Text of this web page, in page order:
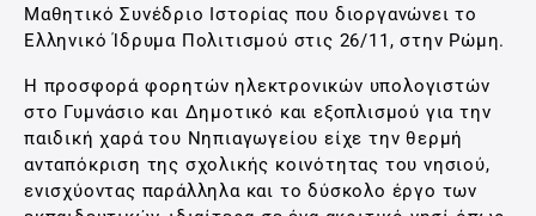
Μαθητικό Συνέδριο Ιστορίας που διοργανώνει το
Ελληνικό Ίδρυμα Πολιτισμού στις 26/11, στην Ρώμη.
Η προσφορά φορητών ηλεκτρονικών υπολογιστών
στο Γυμνάσιο και Δημοτικό και εξοπλισμού για την
παιδική χαρά του Νηπιαγωγείου είχε την θερμή
ανταπόκριση της σχολικής κοινότητας του νησιού,
ενισχύοντας παράλληλα και το δύσκολο έργο των